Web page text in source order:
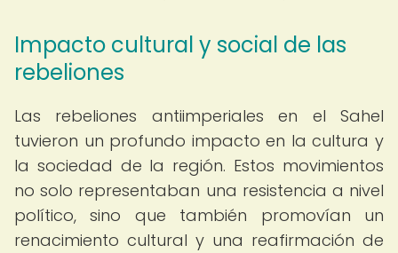
Impacto cultural y social de las
rebeliones
Las rebeliones antiimperiales en el Sahel
tuvieron un profundo impacto en la cultura y
la sociedad de la región. Estos movimientos
no solo representaban una resistencia a nivel
político, sino que también promovían un
renacimiento cultural y una reafirmación de